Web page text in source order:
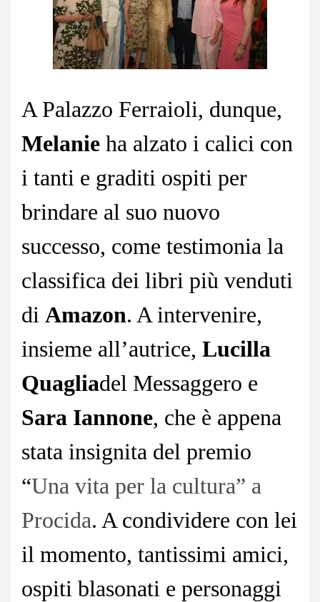
A Palazzo Ferraioli, dunque,
Melanie ha alzato i calici con
i tanti e graditi ospiti per
brindare al suo nuovo
successo, come testimonia la
classifica dei libri più venduti
di Amazon. A intervenire,
insieme all’autrice, Lucilla
Quagliadel Messaggero e
Sara Iannone, che è appena
stata insignita del premio
“Una vita per la cultura” a
Procida. A condividere con lei
il momento, tantissimi amici,
ospiti blasonati e personaggi